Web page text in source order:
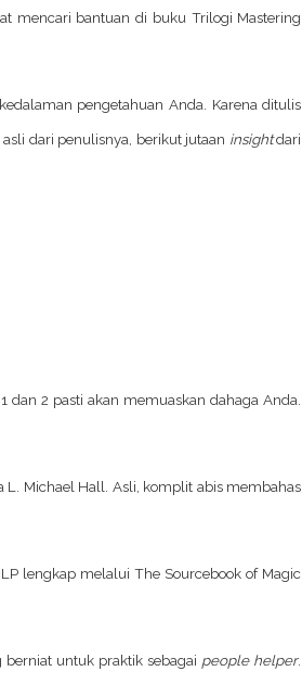
mencari bantuan di buku Trilogi Mastering
pengetahuan Anda. Karena ditulis
dari penulisnya, berikut jutaan insightdari
dan 2 pasti akan memuaskan dahaga Anda.
L. Michael Hall. Asli, komplit abis membahas
lengkap melaluiThe Sourcebook of Magic
untuk praktik sebagai people helper.